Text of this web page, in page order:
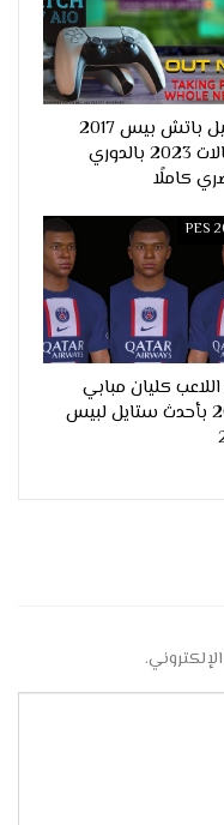
تحميل باتش بيس 2017
انتقالات 2023 بالدوري
كاملًا
PES
كليان مبابي
2023 بأحدث ستايل لبيس